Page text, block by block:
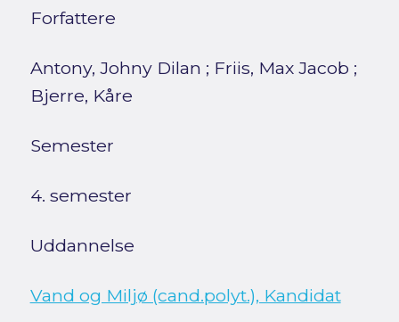
Forfattere
Antony, Johny Dilan ; Friis, Max Jacob ;
Bjerre, Kåre
Semester
4. semester
Uddannelse
Vand og Miljø (cand.polyt.), Kandidat